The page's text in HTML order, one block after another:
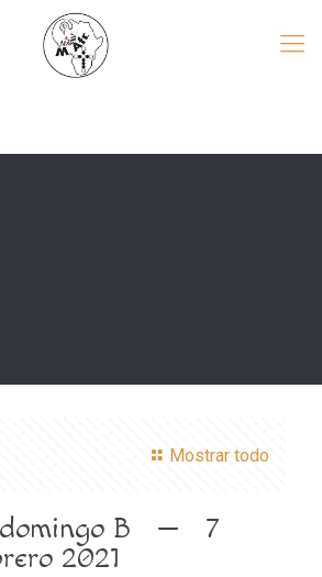
Mostrar todo
domingo B — 7
2021